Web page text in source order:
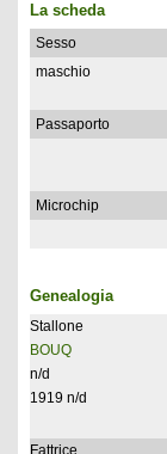
La scheda
Sesso
maschio
Passaporto
Microchip
Genealogia
Stallone
BOUQ
n/d
1919 n/d
Fattrice